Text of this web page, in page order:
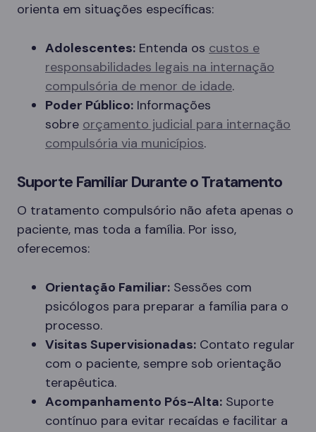
orienta em situações específicas:
Adolescentes: Entenda os custos e
responsabilidades legais na internação
compulsória de menor de idade.
Poder Público: Informações
sobre orçamento judicial para internação
compulsória via municípios.
Suporte Familiar Durante o Tratamento
O tratamento compulsório não afeta apenas o
paciente, mas toda a família. Por isso,
oferecemos:
Orientação Familiar: Sessões com
psicólogos para preparar a família para o
processo.
Visitas Supervisionadas: Contato regular
com o paciente, sempre sob orientação
terapêutica.
Acompanhamento Pós-Alta: Suporte
contínuo para evitar recaídas e facilitar a